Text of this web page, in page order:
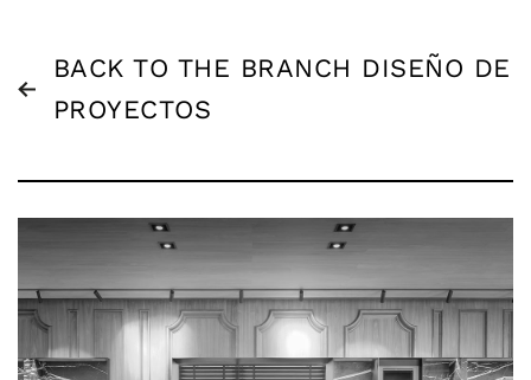
BACK TO THE BRANCH DISEÑO DE
PROYECTOS